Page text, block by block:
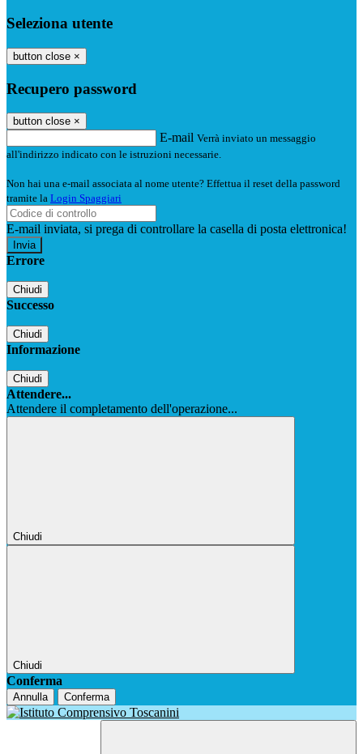
Seleziona utente
button close ×
Recupero password
button close ×
E-mail Verrà inviato un messaggio
all'indirizzo indicato con le istruzioni necessarie.
Non hai una e-mail associata al nome utente? Effettua il reset della password
tramite la Login Spaggiari
E-mail inviata, si prega di controllare la casella di posta elettronica!
Errore
Chiudi
Successo
Chiudi
Informazione
Chiudi
Attendere...
Attendere il completamento dell'operazione...
Chiudi
Chiudi
Conferma
Annulla Conferma